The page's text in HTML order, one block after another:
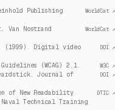
Publishing
WorldCat ↗
Nostrand
WorldCat ↗
(1999). Digital video
DOI ↗
(WCAG) 2.1.
W3C ↗
Journal of
DOI ↗
of New Readability
Technical Training
DTIC ↗